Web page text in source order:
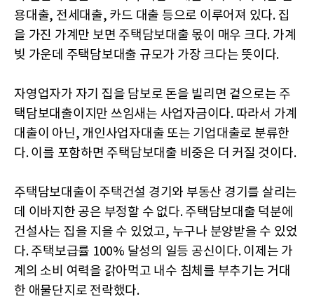
용대출, 전세대출, 카드 대출 등으로 이루어져 있다. 집
을 가진 가계만 보면 주택담보대출 몫이 매우 크다. 가계
빚 가운데 주택담보대출 규모가 가장 크다는 뜻이다.
자영업자가 자기 집을 담보로 돈을 빌리면 겉으로는 주
택담보대출이지만 쓰임새는 사업자금이다. 따라서 가계
대출이 아닌, 개인사업자대출 또는 기업대출로 분류한
다. 이를 포함하면 주택담보대출 비중은 더 커질 것이다.
주택담보대출이 주택건설 경기와 부동산 경기를 살리는
데 이바지한 공은 부정할 수 없다. 주택담보대출 덕분에
건설사는 집을 지을 수 있었고, 누구나 분양받을 수 있었
다. 주택보급률 100% 달성의 일등 공신이다. 이제는 가
계의 소비 여력을 갉아먹고 내수 침체를 부추기는 거대
한 애물단지로 전락했다.